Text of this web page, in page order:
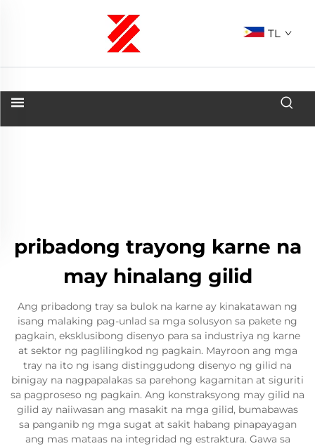
TL
pribadong trayong karne na
may hinalang gilid
Ang pribadong tray sa bulok na karne ay kinakatawan ng
isang malaking pag-unlad sa mga solusyon sa pakete ng
pagkain, eksklusibong disenyo para sa industriya ng karne
at sektor ng paglilingkod ng pagkain. Mayroon ang mga
tray na ito ng isang distinggudong disenyo ng gilid na
binigay na nagpapalakas sa parehong kagamitan at siguriti
sa pagproseso ng pagkain. Ang konstraksyong may gilid na
gilid ay naiiwasan ang masakit na mga gilid, bumabawas
sa panganib ng mga sugat at sakit habang pinapayagan
ang mas mataas na integridad ng estraktura. Gawa sa